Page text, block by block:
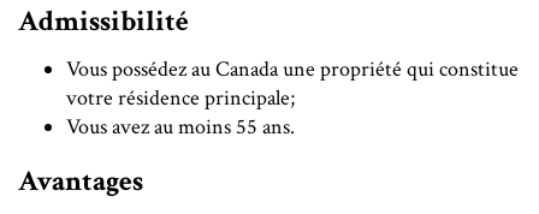
Admissibilité
Vous possédez au Canada une propriété qui constitue
votre résidence principale;
Vous avez au moins 55 ans.
Avantages